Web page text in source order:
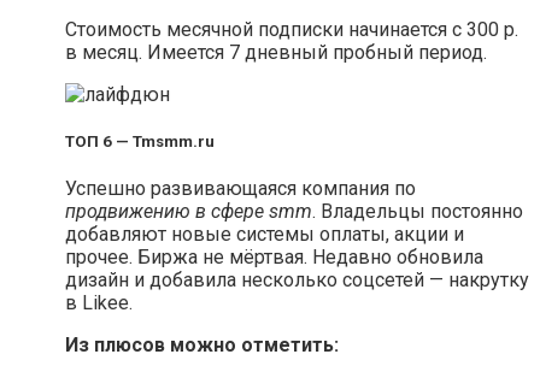
Стоимость месячной подписки начинается с 300 р.
в месяц. Имеется 7 дневный пробный период.
ТОП 6 — Tmsmm.ru
Успешно развивающаяся компания по
продвижению в сфере smm. Владельцы постоянно
добавляют новые системы оплаты, акции и
прочее. Биржа не мёртвая. Недавно обновила
дизайн и добавила несколько соцсетей — накрутку
в Likee.
Из плюсов можно отметить: